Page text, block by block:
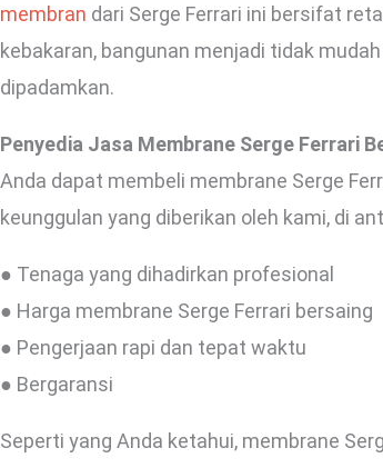
membran dari Serge Ferrari ini bersifat
kebakaran, bangunan menjadi tidak
dipadamkan.
Penyedia Jasa Membrane Serge Ferrari
Anda dapat membeli membrane Serge
keunggulan yang diberikan oleh kami, di
● Tenaga yang dihadirkan profesional
● Harga membrane Serge Ferrari bersaing
● Pengerjaan rapi dan tepat waktu
● Bergaransi
Seperti yang Anda ketahui, membrane